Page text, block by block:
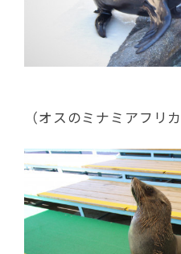
（オスのミナミアフリ